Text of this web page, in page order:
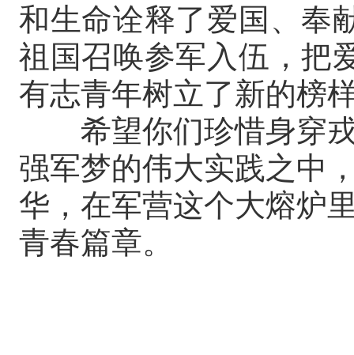
和生命诠释了爱国、奉
祖国召唤参军入伍，把
有志青年树立了新的榜
希望你们珍惜身穿戎
强军梦的伟大实践之中
华，在军营这个大熔炉
青春篇章。